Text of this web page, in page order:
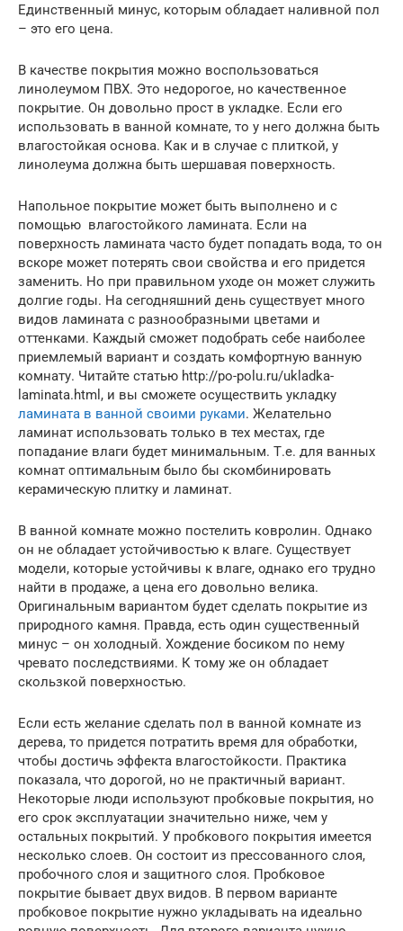
Единственный минус, которым обладает наливной пол
– это его цена.
В качестве покрытия можно воспользоваться
линолеумом ПВХ. Это недорогое, но качественное
покрытие. Он довольно прост в укладке. Если его
использовать в ванной комнате, то у него должна быть
влагостойкая основа. Как и в случае с плиткой, у
линолеума должна быть шершавая поверхность.
Напольное покрытие может быть выполнено и с
помощью влагостойкого ламината. Если на
поверхность ламината часто будет попадать вода, то он
вскоре может потерять свои свойства и его придется
заменить. Но при правильном уходе он может служить
долгие годы. На сегодняшний день существует много
видов ламината с разнообразными цветами и
оттенками. Каждый сможет подобрать себе наиболее
приемлемый вариант и создать комфортную ванную
комнату. Читайте статью http://po-polu.ru/ukladka-
laminata.html, и вы сможете осуществить укладку
ламината в ванной своими руками. Желательно
ламинат использовать только в тех местах, где
попадание влаги будет минимальным. Т.е. для ванных
комнат оптимальным было бы скомбинировать
керамическую плитку и ламинат.
В ванной комнате можно постелить ковролин. Однако
он не обладает устойчивостью к влаге. Существует
модели, которые устойчивы к влаге, однако его трудно
найти в продаже, а цена его довольно велика.
Оригинальным вариантом будет сделать покрытие из
природного камня. Правда, есть один существенный
минус – он холодный. Хождение босиком по нему
чревато последствиями. К тому же он обладает
скользкой поверхностью.
Если есть желание сделать пол в ванной комнате из
дерева, то придется потратить время для обработки,
чтобы достичь эффекта влагостойкости. Практика
показала, что дорогой, но не практичный вариант.
Некоторые люди используют пробковые покрытия, но
его срок эксплуатации значительно ниже, чем у
остальных покрытий. У пробкового покрытия имеется
несколько слоев. Он состоит из прессованного слоя,
пробочного слоя и защитного слоя. Пробковое
покрытие бывает двух видов. В первом варианте
пробковое покрытие нужно укладывать на идеально